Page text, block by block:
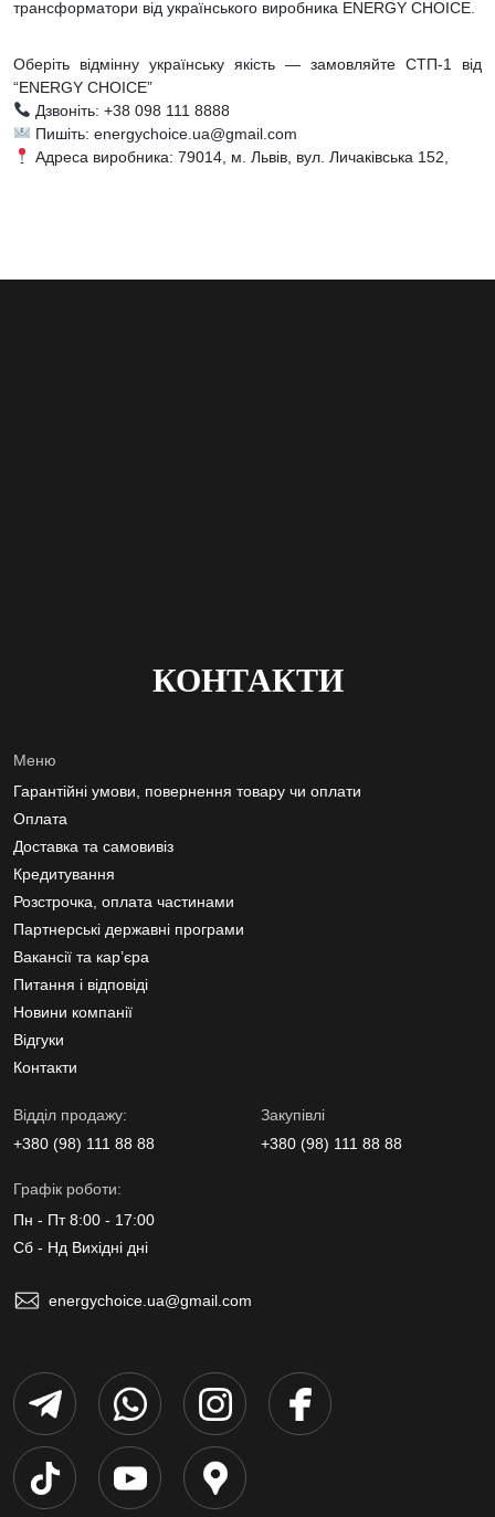
трансформатори від українського виробника ENERGY CHOICE.
Оберіть відмінну українську якість — замовляйте СТП-1 від
“ENERGY CHOICE”
Дзвоніть: +38 098 111 8888
Пишіть: energychoice.ua@gmail.com
Адреса виробника: 79014, м. Львів, вул. Личаківська 152,
КОНТАКТИ
Меню
Гарантійні умови, повернення товару чи оплати
Оплата
Доставка та самовивіз
Кредитування
Розстрочка, оплата частинами
Партнерські державні програми
Вакансії та кар’єра
Питання і відповіді
Новини компанії
Відгуки
Контакти
Вiддiл продажу:
+380 (98) 111 88 88
Закупівлі
+380 (98) 111 88 88
Графік роботи:
Пн - Пт 8:00 - 17:00
Сб - Нд Вихідні дні
energychoice.ua@gmail.com